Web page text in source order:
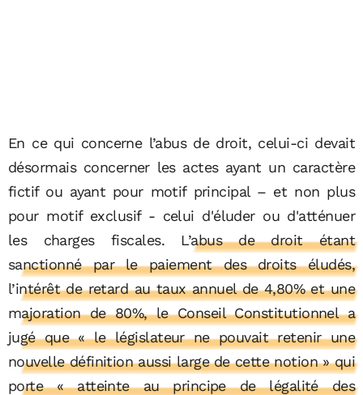
En ce qui concerne l’abus de droit, celui-ci devait
désormais concerner les actes ayant un caractère
fictif ou ayant pour motif principal – et non plus
pour motif exclusif - celui d'éluder ou d'atténuer
les charges fiscales. L’abus de droit étant
sanctionné par le paiement des droits éludés,
l’intérêt de retard au taux annuel de 4,80% et une
majoration de 80%, le Conseil Constitutionnel a
jugé que « le législateur ne pouvait retenir une
nouvelle définition aussi large de cette notion » qui
porte « atteinte au principe de légalité des